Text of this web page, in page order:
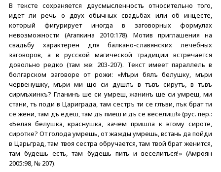
В тексте сохраняется двусмысленность относительно того,
идет ли речь о двух обычных свадьбах или об инцесте,
который фигурирует иногда в заговорных формулах
невозможности (Агапкина 2010:178). Мотив приглашения на
свадьбу характерен для балкано-славянских лечебных
заговоров, а в русской магической традиции встречается
довольно редко (там же: 203-207). Текст имеет параллель в
болгарском заговоре от рожи: «Мъри бялъ белушку, мъри
червенушку, мъри ми що си душлъ в тъвъ сирутъ, в тъвъ
сирмъхинкъ? Гланинъ ше си умреш, жанинъ ше си умреш, ми
стани, тъ поди в Цариграда, там сестръ ти се глъви, пък брат ти
се жени, там дъ едеш, там дъ пиеш и дъ се веселиш!» (рус. пер.:
«Белая белушка, краснушка, зачем пришла к этому сироте,
сиротке? От голода умрешь, от жажды умрешь, встань да пойди
в Царьград, там твоя сестра обручается, там твой брат женится,
там будешь есть, там будешь пить и веселиться!» (Амроян
2005:98, № 207).